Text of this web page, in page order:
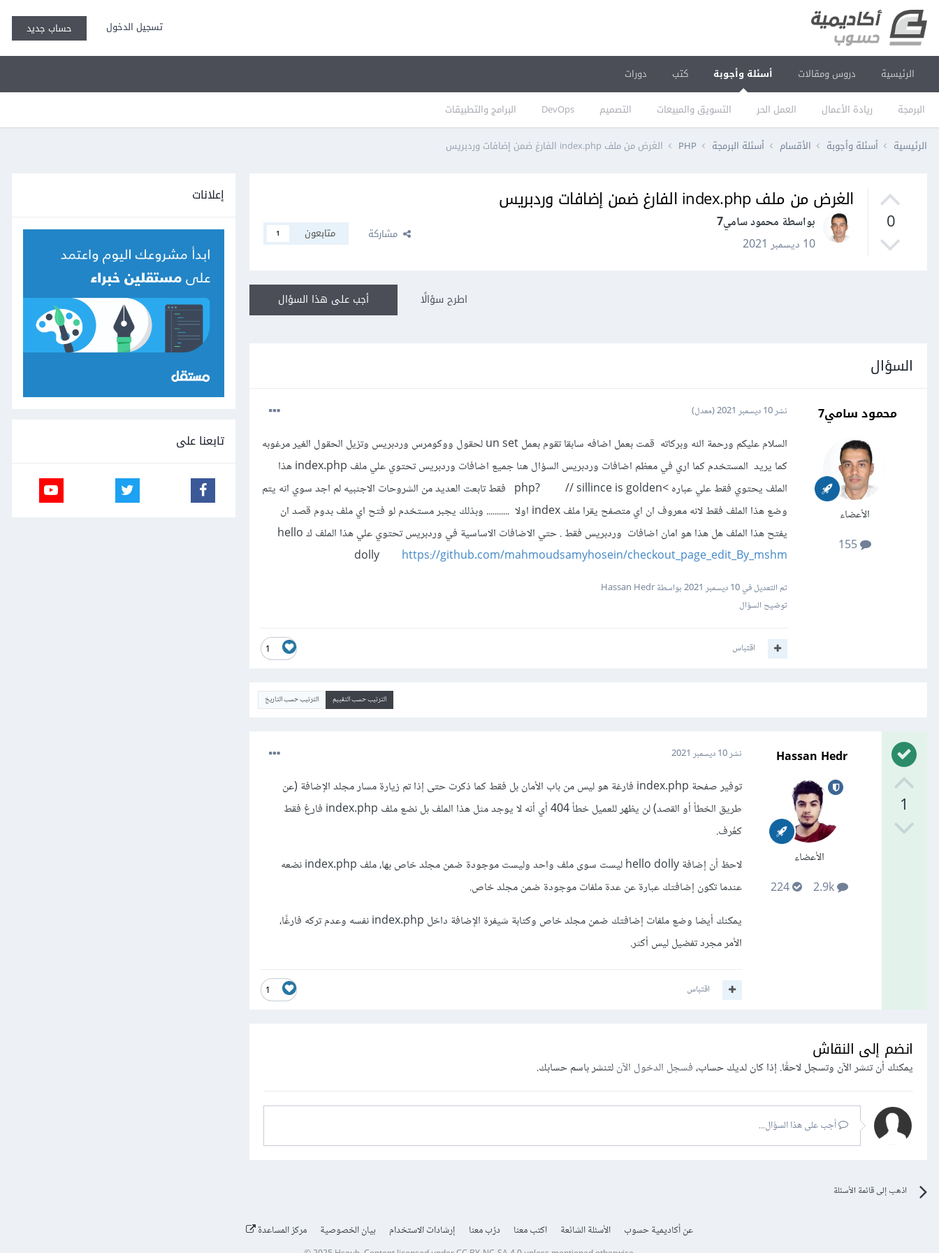
تسجيل الدخول حساب جديد
الرئيسية دروس ومقالات أسئلة وأجوبة
البرمجة ريادة الأعمال العمل الحر التسويق والمبيعات التصميم DevOps البرامج والتطبيقات
كتب دورات
الرئيسية أسئلة وأجوبة الأقسام أسئلة البرمجة PHP الغرض من ملف index.php الفارغ ضمن إضافات وردبريس
0
الغرض من ملف index.php الفارغ ضمن إضافات وردبريس
بواسطة محمود سامي7
10 ديسمبر 2021
مشاركة متابعون 1
أجب على هذا السؤال اطرح سؤالًا
السؤال
محمود سامي7
الأعضاء
155
نشر10 ديسمبر 2021 (معدل)
السلام عليكم ورحمة الله وبركاته قمت بعمل اضافه سابقا تقوم بعمل un set لحقول ووكومرس وردبريس وتزيل الحقول الغير مرغوبه
كما يريد المستخدم كما اري في معظم اضافات وردبريس السؤال هنا جميع اضافات وردبريس تحتوي علي ملف index.php هذا
الملف يحتوي فقط علي عباره >php? // sillince is golden فقط تابعت العديد من الشروحات الاجنبيه لم اجد سوي انه يتم
وضع هذا الملف فقط لانه معروف ان اي متصفح يقرا ملف index اولا ........... وبذلك يجبر مستخدم لو فتح اي ملف بدوم قصد ان
يفتح هذا الملف هل هذا هو امان اضافات وردبريس فقط . حتي الاضافات الاساسية في وردبريس تحتوي علي هذا الملف ك hello
dolly https://github.com/mahmoudsamyhosein/checkout_page_edit_By_mshm
تم التعديل في10 ديسمبر 2021
بواسطة Hassan Hedr
توضيح السؤال
1 اقتباس
الترتيب حسب التقييم الترتيب حسب التاريخ
1
Hassan Hedr
الأعضاء
2.9k
224
نشر10 ديسمبر 2021
توفير صفحة index.php فارغة هو ليس من باب الأمان بل فقط كما ذكرت حتى إذا تم زيارة مسار مجلد الإضافة (عن
طريق الخطأ أو القصد) لن يظهر للعميل خطأ 404 أي أنه لا يوجد مثل هذا الملف بل نضع ملف index.php فارغ فقط
كعُرف.
لاحظ أن إضافة hello dolly ليست سوى ملف واحد وليست موجودة ضمن مجلد خاص بها، ملف index.php نضعه
عندما تكون إضافتك عبارة عن عدة ملفات موجودة ضمن مجلد خاص.
يمكنك أيضا وضع ملفات إضافتك ضمن مجلد خاص وكتابة شيفرة الإضافة داخل index.php نفسه وعدم تركه فارغًا،
الأمر مجرد تفضيل ليس أكثر.
1 اقتباس
انضم إلى النقاش
يمكنك أن تنشر الآن وتسجل لاحقًا. إذا كان لديك حساب،فسجل الدخول الآنلتنشر باسم حسابك.
أجب على هذا السؤال...
اذهب إلى قائمة الأسئلة
إعلانات
تابعنا على
عن أكاديمية حسوب الأسئلة الشائعة اكتب معنا درّب معنا إرشادات الاستخدام بيان الخصوصية مركز المساعدة